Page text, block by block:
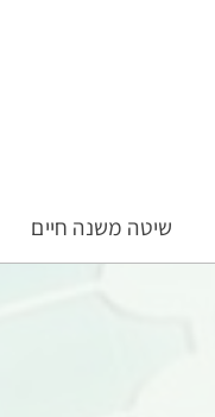
שיטה משנה חיים